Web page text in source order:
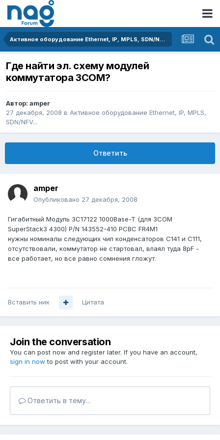
Активное оборудование Ethernet, IP, MPLS, SDN/NFV...
Где найти эл. схему модулей
коммутатора 3СОМ?
Автор: amper
27 декабря, 2008 в Активное оборудование Ethernet, IP, MPLS,
SDN/NFV...
Ответить
amper
Опубликовано 27 декабря, 2008
Гигабитный Модуль 3C17122 1000Base-T (для 3COM
SuperStack3 4300) P/N 143552-410 PCBC FR4M1
нужны номиналы следующих чип конденсаторов C141 и C111,
отсутствовали, коммутатор не стартовал, впаял туда 8pF -
все работает, но все равно сомнения гложут.
Вставить ник Цитата
Join the conversation
You can post now and register later. If you have an account,
sign in now to post with your account.
Ответить в тему...